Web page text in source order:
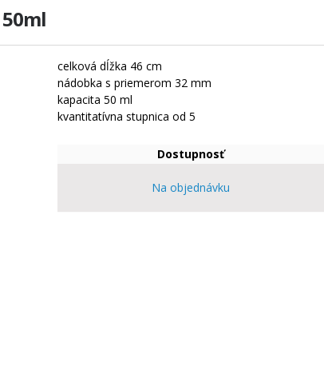
celková dĺžka 46 cm
nádobka s priemerom 32 mm
kapacita 50 ml
kvantitatívna stupnica od 5
Dostupnosť
Na objednávku